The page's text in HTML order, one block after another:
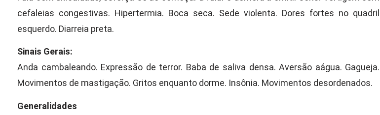
cefaleias congestivas. Hipertermia. Boca seca. Sede violenta. Dores fortes no quadril
esquerdo. Diarreia preta.
Sinais Gerais:
Anda cambaleando. Expressão de terror. Baba de saliva densa. Aversão aágua. Gagueja.
Movimentos de mastigação. Gritos enquanto dorme. Insônia. Movimentos desordenados.
Generalidades